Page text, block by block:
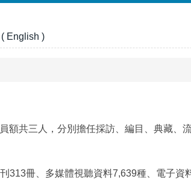
( English )
額共三人，分別擔任採訪、編目、典藏、
313冊、多媒體視聽資料7,639種、電子資